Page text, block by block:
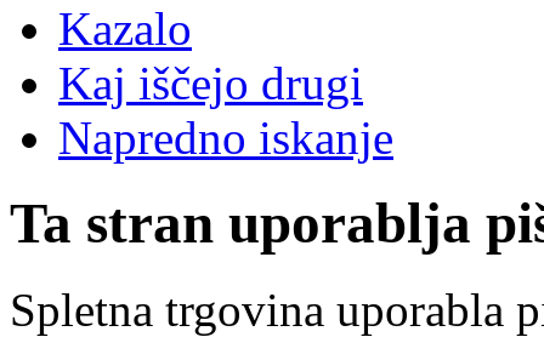
Kazalo
Kaj iščejo drugi
Napredno iskanje
Ta stran uporablja
Spletna trgovina uporabla